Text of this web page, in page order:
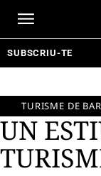
SUBSCRIU-TE
TURISME DE
UN